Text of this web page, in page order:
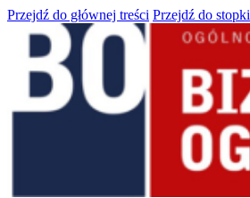
Przejdź do głównej treści Przejdź do stopki